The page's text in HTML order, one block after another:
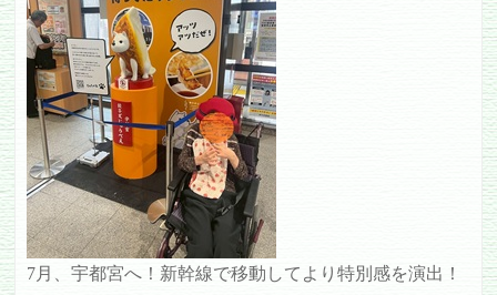
7月、宇都宮へ！新幹線で移動してより特別感を演出！